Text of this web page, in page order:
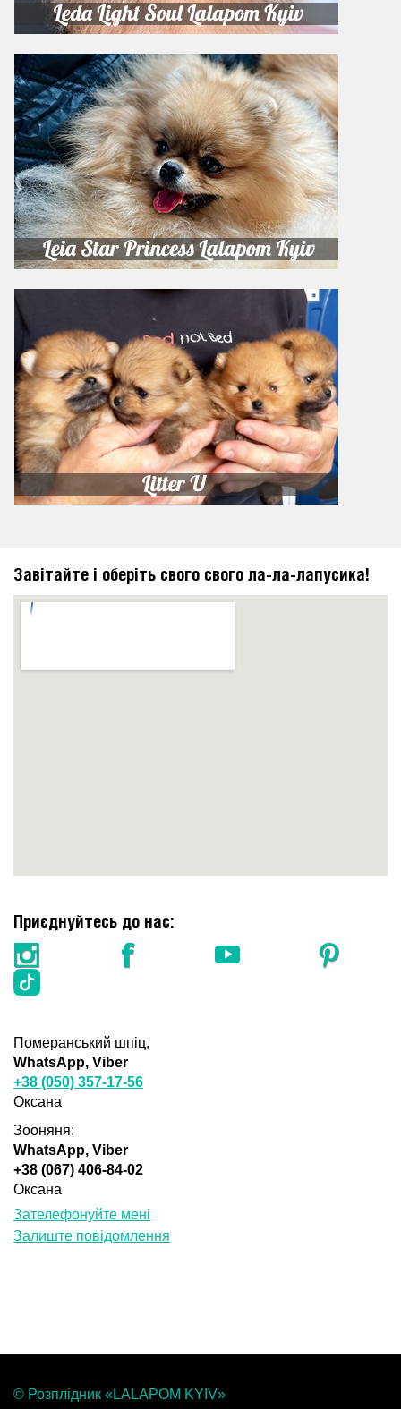
Завітайте і оберіть свого свого ла-ла-лапусика!
https://embedgooglemaps.com/en/
Приєднуйтесь до нас:
Померанський шпіц,
WhatsApp, Viber
+38 (050) 357-17-56
Оксана
Зооняня:
WhatsApp, Viber
+38 (067) 406-84-02
Оксана
Зателефонуйте мені
Залиште повідомлення
© Розплідник «LALAPOM KYIV»